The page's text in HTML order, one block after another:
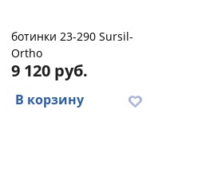
ботинки 23-290 Sursil-
Ortho
9 120 руб.
В корзину